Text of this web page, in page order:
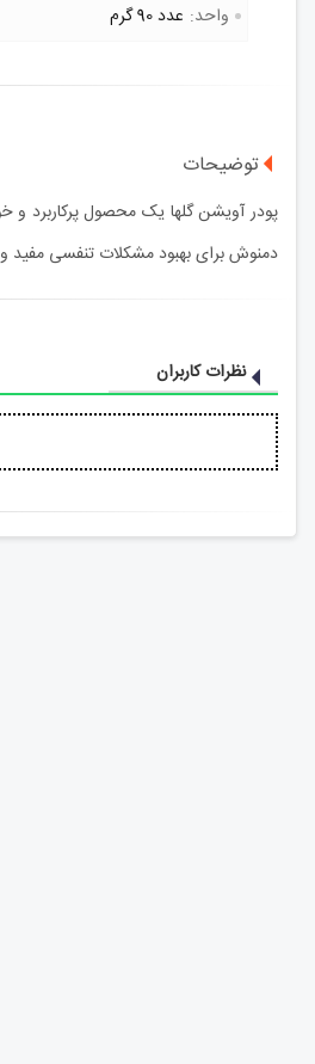
واحد: عدد 90 گرم
توضیحات
پودر آویشن گلها یک محصول پرکاربرد
دمنوش برای بهبود مشکلات تنفسی
نظرات کاربران